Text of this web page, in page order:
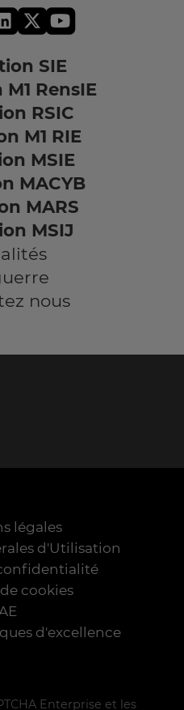
SIE
RensIE
RSIC
M1 RIE
MSIE
MACYB
MARS
MSIJ
nous
légales
d'Utilisation
cookies
d'excellence
Enterprise et les